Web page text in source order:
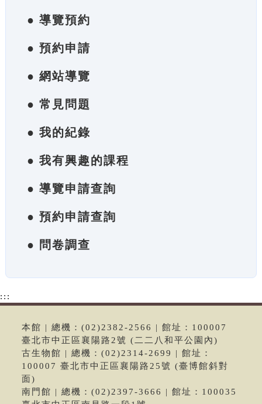
● 導覽預約
● 預約申請
● 網站導覽
● 常見問題
● 我的紀錄
● 我有興趣的課程
● 導覽申請查詢
● 預約申請查詢
● 問卷調查
:::
本館 | 總機：(02)2382-2566 | 館址：100007
臺北市中正區襄陽路2號 (二二八和平公園內)
古生物館 | 總機：(02)2314-2699 | 館址：
100007 臺北市中正區襄陽路25號 (臺博館斜對
面)
南門館 | 總機：(02)2397-3666 | 館址：100035